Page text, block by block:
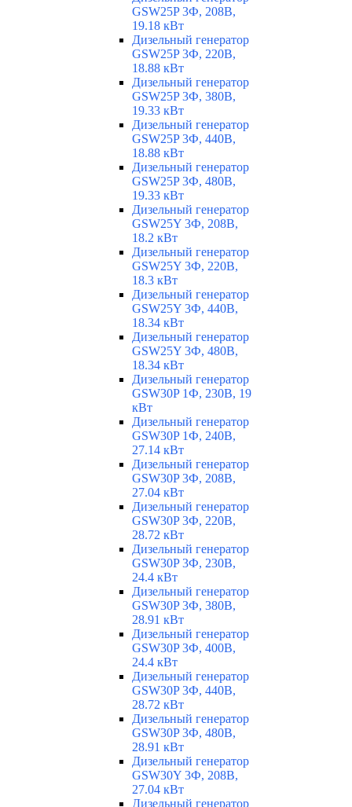
GSW25P 3Ф, 208В,
19.18 кВт
Дизельный генератор
GSW25P 3Ф, 220В,
18.88 кВт
Дизельный генератор
GSW25P 3Ф, 380В,
19.33 кВт
Дизельный генератор
GSW25P 3Ф, 440В,
18.88 кВт
Дизельный генератор
GSW25P 3Ф, 480В,
19.33 кВт
Дизельный генератор
GSW25Y 3Ф, 208В,
18.2 кВт
Дизельный генератор
GSW25Y 3Ф, 220В,
18.3 кВт
Дизельный генератор
GSW25Y 3Ф, 440В,
18.34 кВт
Дизельный генератор
GSW25Y 3Ф, 480В,
18.34 кВт
Дизельный генератор
GSW30P 1Ф, 230В, 19
кВт
Дизельный генератор
GSW30P 1Ф, 240В,
27.14 кВт
Дизельный генератор
GSW30P 3Ф, 208В,
27.04 кВт
Дизельный генератор
GSW30P 3Ф, 220В,
28.72 кВт
Дизельный генератор
GSW30P 3Ф, 230В,
24.4 кВт
Дизельный генератор
GSW30P 3Ф, 380В,
28.91 кВт
Дизельный генератор
GSW30P 3Ф, 400В,
24.4 кВт
Дизельный генератор
GSW30P 3Ф, 440В,
28.72 кВт
Дизельный генератор
GSW30P 3Ф, 480В,
28.91 кВт
Дизельный генератор
GSW30Y 3Ф, 208В,
27.04 кВт
Дизельный генератор